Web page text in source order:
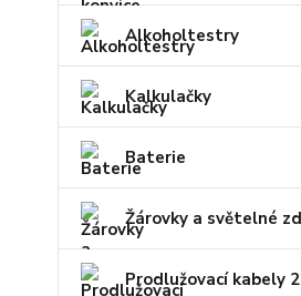
Alkoholtestry
Kalkulačky
Baterie
Žárovky a světelné
Prodlužovací kabely